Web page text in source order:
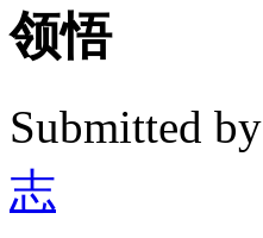
领悟
Submitted by
志